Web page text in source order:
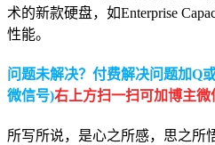
术的新款硬盘，如Enterprise
性能。
问题未解决？付费解决问题加Q
微信号)右上方扫一扫可加博主微
所写所说，是心之所感，思之所